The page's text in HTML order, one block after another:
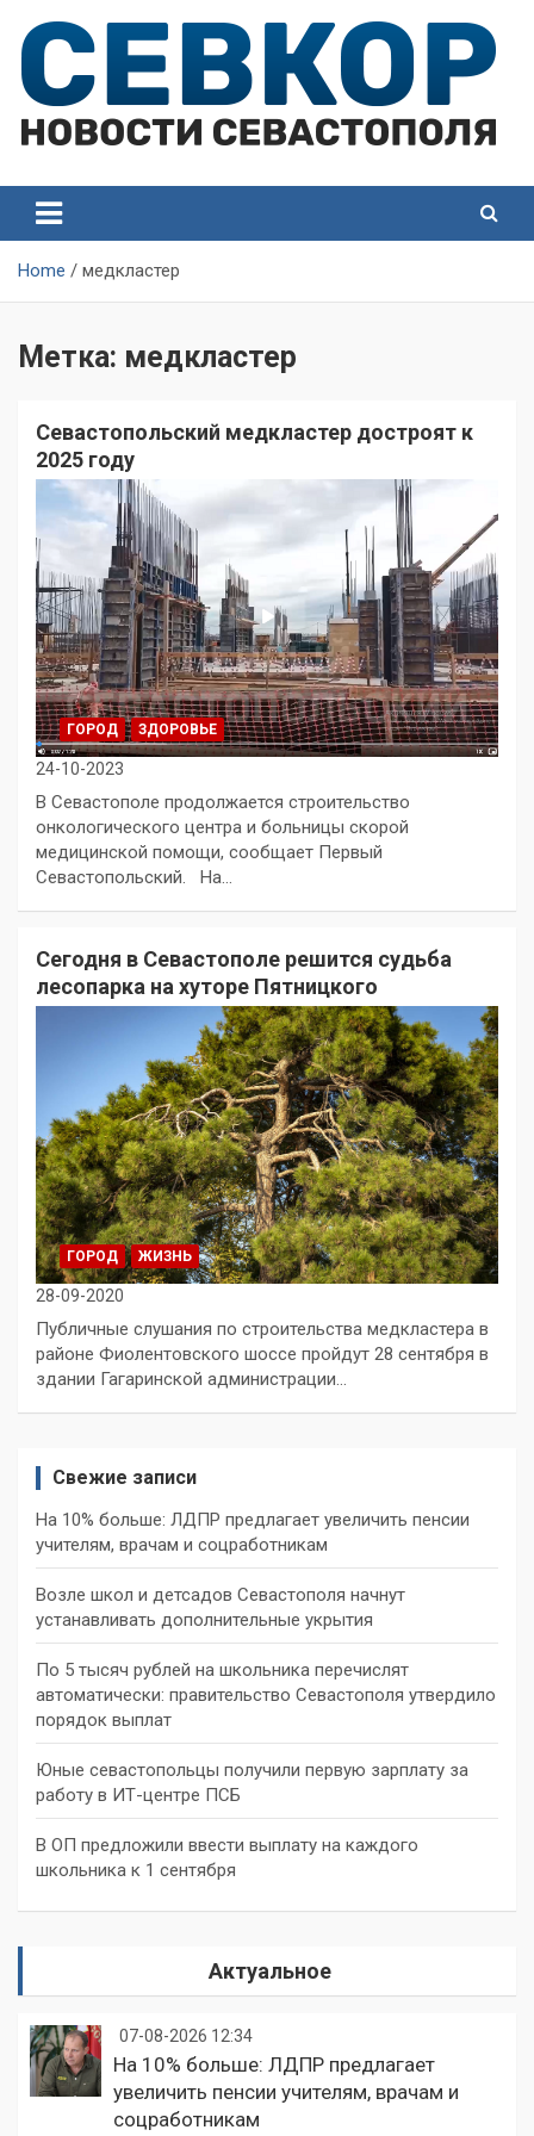
content
Севастополя
Севастополя
Home медкластер
Метка: медкластер
Севастопольский медкластер достроят к
2025 году
ГОРОД ЗДОРОВЬЕ
24-10-2023
В Севастополе продолжается строительство
онкологического центра и больницы скорой
медицинской помощи, сообщает Первый
Севастопольский. На…
Сегодня в Севастополе решится судьба
лесопарка на хуторе Пятницкого
ГОРОД ЖИЗНЬ
28-09-2020
Публичные слушания по строительства медкластера в
районе Фиолентовского шоссе пройдут 28 сентября в
здании Гагаринской администрации…
Свежие записи
На 10% больше: ЛДПР предлагает увеличить пенсии
учителям, врачам и соцработникам
Возле школ и детсадов Севастополя начнут
устанавливать дополнительные укрытия
По 5 тысяч рублей на школьника перечислят
автоматически: правительство Севастополя утвердило
порядок выплат
Юные севастопольцы получили первую зарплату за
работу в ИТ-центре ПСБ
В ОП предложили ввести выплату на каждого
школьника к 1 сентября
Актуальное
07-08-2026 12:34
На 10% больше: ЛДПР предлагает
увеличить пенсии учителям, врачам и
соцработникам